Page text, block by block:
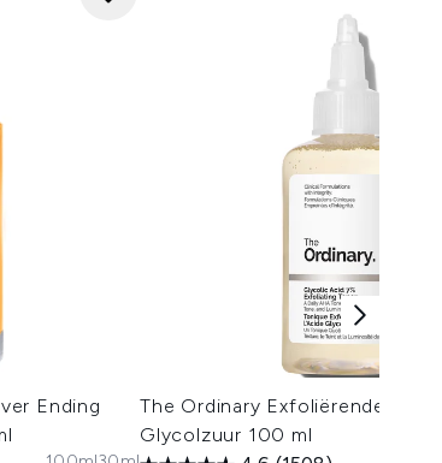
Ending
The Ordinary Exfoliërende
Glycolzuur 100 ml